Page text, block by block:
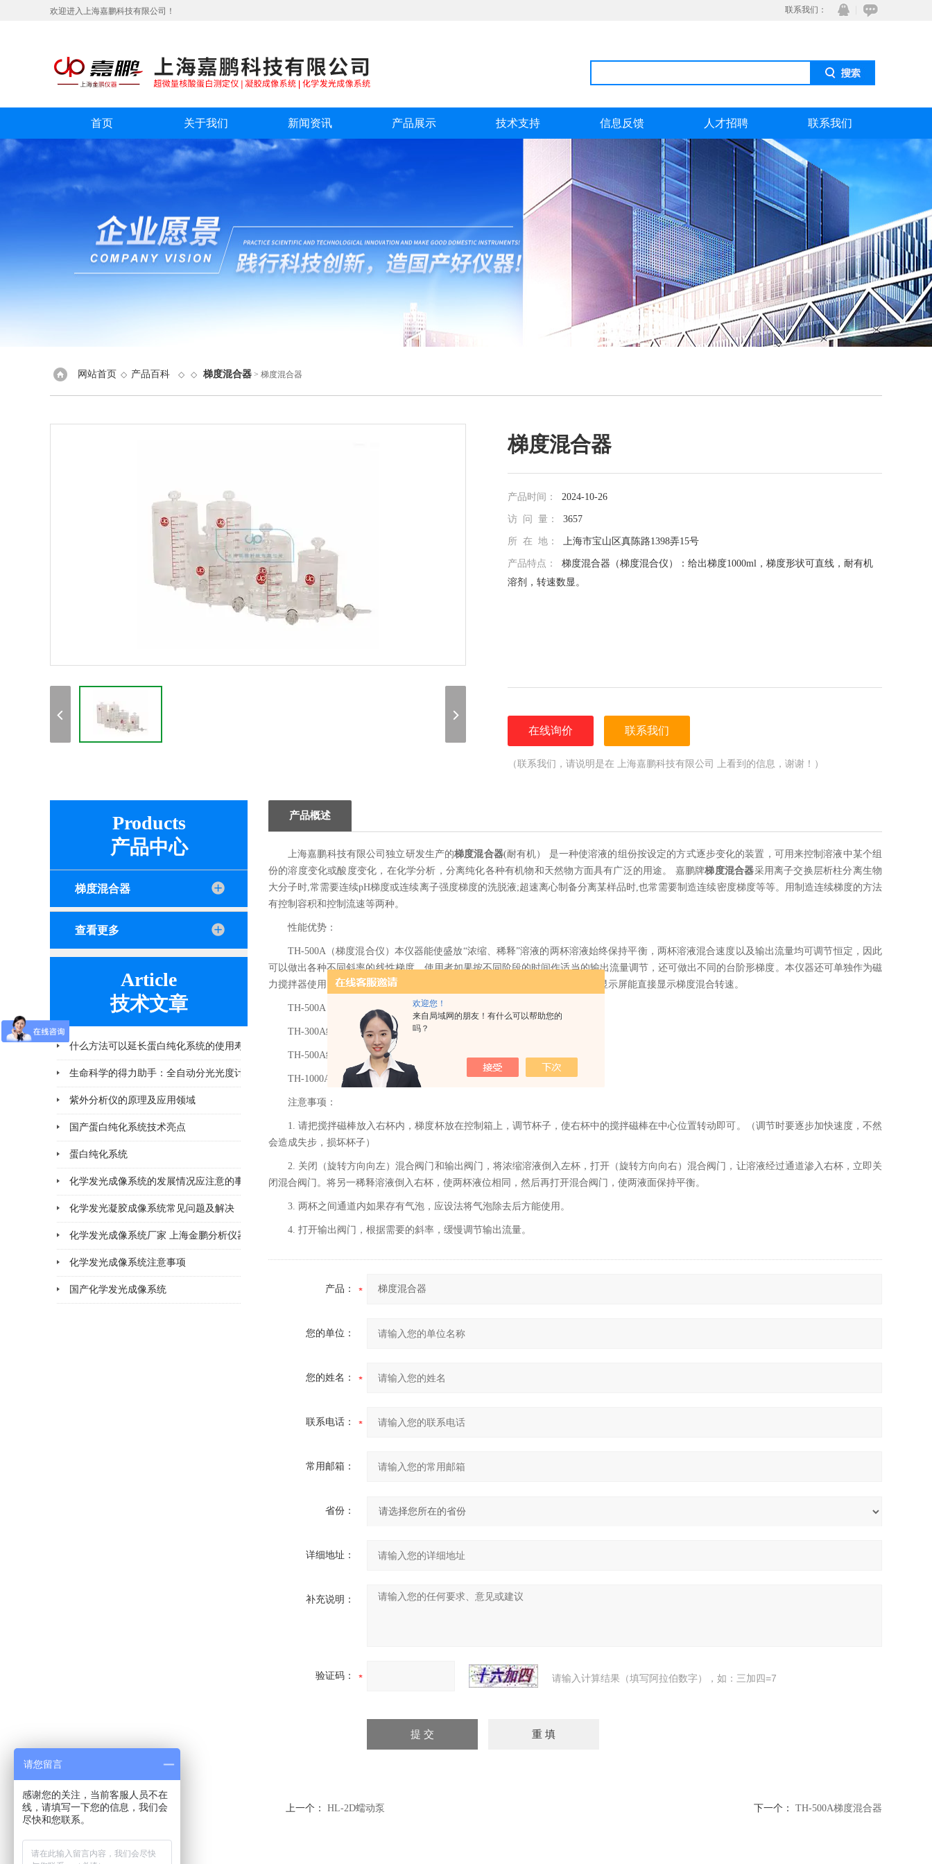
欢迎您！
来自局域网的朋友！有什么可以帮助您的
吗？
欢迎进入上海嘉鹏科技有限公司！ 联系我们：
在线咨
QQ
首页 关于我们 新闻资讯 产品展示 技术支持 信息反馈 人才招聘 联系我们
网站首页 ◇ 产品百科 ◇ ◇ 梯度混合器 > 梯度混合器
梯度混合器
产品时间： 2024-10-26
访 问 量： 3657
所 在 地： 上海市宝山区真陈路1398弄15号
产品特点： 梯度混合器（梯度混合仪）：给出梯度1000ml，梯度形状可直线，耐有机
溶剂，转速数显。
在线询价 联系我们
（联系我们，请说明是在 上海嘉鹏科技有限公司 上看到的信息，谢谢！）
Products
产品中心
梯度混合器
查看更多
Article
技术文章
什么方法可以延长蛋白纯化系统的使用寿命
2026-06-25 生命科学的得力助手：全自动分光光度计在DNA/蛋白质定量中的深度应用
紫外分析仪的原理及应用领域
国产蛋白纯化系统技术亮点
蛋白纯化系统
2026-02-11
化学发光成像系统的发展情况应注意的事项
2026-02-11
化学发光凝胶成像系统常见问题及解决
2026-02-06
化学发光成像系统厂家 上海金鹏分析仪器
化学发光成像系统注意事项
国产化学发光成像系统
产品概述
上海嘉鹏科技有限公司独立研发生产的梯度混合器(耐有机） 是一种使溶液的组份按设定的方式逐步变化的装置，可用来控制溶液中某个组
份的溶度变化或酸度变化，在化学分析，分离纯化各种有机物和天然物方面具有广泛的用途。 嘉鹏牌梯度混合器采用离子交换层析柱分离生物
大分子时,常需要连续pH梯度或连续离子强度梯度的洗脱液;超速离心制备分离某样品时,也常需要制造连续密度梯度等等。用制造连续梯度的方法
有控制容积和控制流速等两种。
性能优势：
TH-500A（梯度混合仪）本仪器能使盛放“浓缩、稀释”溶液的两杯溶液始终保持平衡，两杯溶液混合速度以及输出流量均可调节恒定，因此
可以做出各种不同斜率的线性梯度。使用者如果按不同阶段的时间作适当的输出流量调节，还可做出不同的台阶形梯度。本仪器还可单独作为磁
力搅拌器使用，只要在需要搅拌的杯体内放入一个密封磁芯即可。★LED数码显示屏能直接显示梯度混合转速。
TH-500A（梯度混合仪）技术参数：
TH-300A给出梯度600ml，梯度形状可直线，耐有机溶剂，转速数显。
TH-500A给出梯度1000ml，梯度形状可直线，耐有机溶剂，转速数显。
TH-1000A给出梯度2000ml，梯度形状可直线，耐有机溶剂，转速数显。
注意事项：
1. 请把搅拌磁棒放入右杯内，梯度杯放在控制箱上，调节杯子，使右杯中的搅拌磁棒在中心位置转动即可。（调节时要逐步加快速度，不然
会造成失步，损坏杯子）
2. 关闭（旋转方向向左）混合阀门和输出阀门，将浓缩溶液倒入左杯，打开（旋转方向向右）混合阀门，让溶液经过通道渗入右杯，立即关
闭混合阀门。将另一稀释溶液倒入右杯，使两杯液位相同，然后再打开混合阀门，使两液面保持平衡。
3. 两杯之间通道内如果存有气泡，应设法将气泡除去后方能使用。
4. 打开输出阀门，根据需要的斜率，缓慢调节输出流量。
产品：
您的单位：
您的姓名：
联系电话：
常用邮箱：
省份：
详细地址：
补充说明：
验证码： 请输入计算结果（填写阿拉伯数字），如：三加四=7
上一个： HL-2D蠕动泵 下一个： TH-500A梯度混合器
请您留言
感谢您的关注，当前客服人员不在
线，请填写一下您的信息，我们会
尽快和您联系。